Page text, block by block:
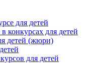
для детей
конкурсах для детей
детей (жюри)
для детей